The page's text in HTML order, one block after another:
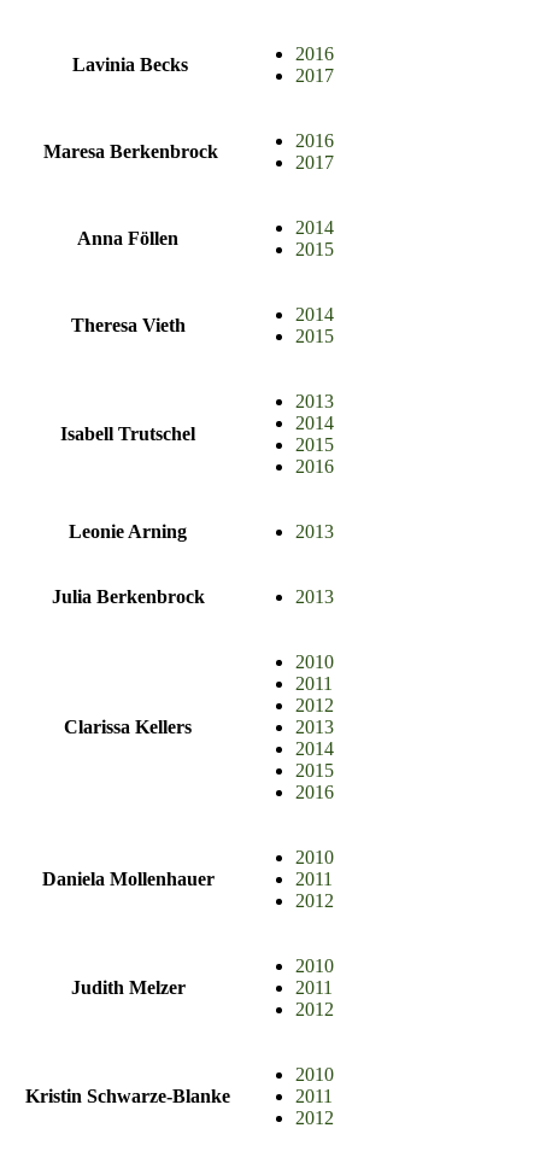
Lavinia Becks
2016
2017
Maresa Berkenbrock
2016
2017
Anna Föllen
2014
2015
Theresa Vieth
2014
2015
Isabell Trutschel
2013
2014
2015
2016
Leonie Arning 2013
Julia Berkenbrock 2013
Clarissa Kellers
2010
2011
2012
2013
2014
2015
2016
Daniela Mollenhauer
2010
2011
2012
Judith Melzer
2010
2011
2012
Kristin Schwarze-Blanke
2010
2011
2012